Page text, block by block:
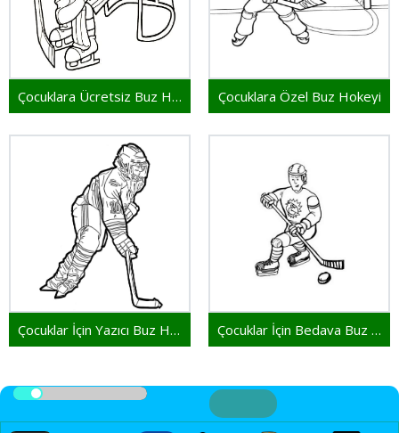
Çocuklara Ücretsiz Buz Hokeyi Çocuklara Özel Buz Hokeyi
Çocuklar İçin Yazıcı Buz Hokeyi Çocuklar İçin Bedava Buz Hokeyi